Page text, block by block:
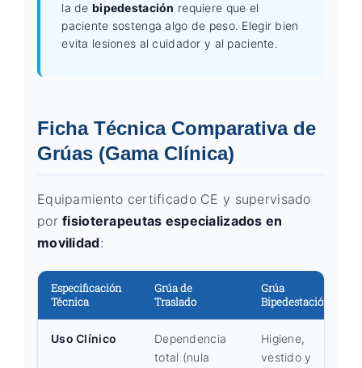
la debipedestación requiere que el
paciente sostenga algo de peso. Elegir bien
evita lesiones al cuidador y al paciente.
Ficha Técnica Comparativa de
Grúas (Gama Clínica)
Equipamiento certificado CE y supervisado
porfisioterapeutas especializados en
movilidad:
Especificación
Técnica
Grúa de
Traslado
Grúa
Bipedestación
Uso Clínico
Dependencia
total (nula
Higiene,
vestido y